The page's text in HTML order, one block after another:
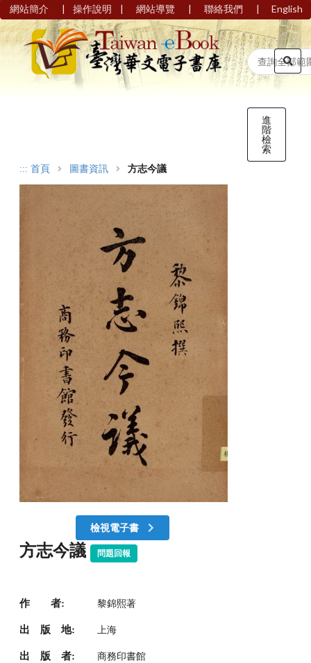
網站簡介 | 操作說明 | 網站導覽 | 聯絡我們 | English
進
階
檢
索
::: 首頁 圖書資訊 方志今議
檢視電子書
方志今議 問題回報
作 者: 黎錦熙著
出 版 地: 上海
出 版 者: 商務印書館